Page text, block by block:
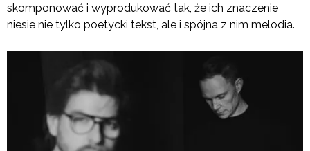
skomponować i wyprodukować tak, że ich znaczenie
niesie nie tylko poetycki tekst, ale i spójna z nim melodia.